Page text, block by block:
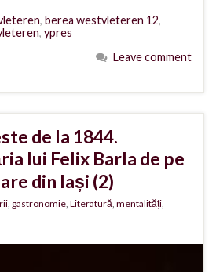
, berea westvleteren 12,
, ypres
Leave comment
de la 1844.
lui Felix Barla de pe
din Iași (2)
gastronomie Literatură mentalități